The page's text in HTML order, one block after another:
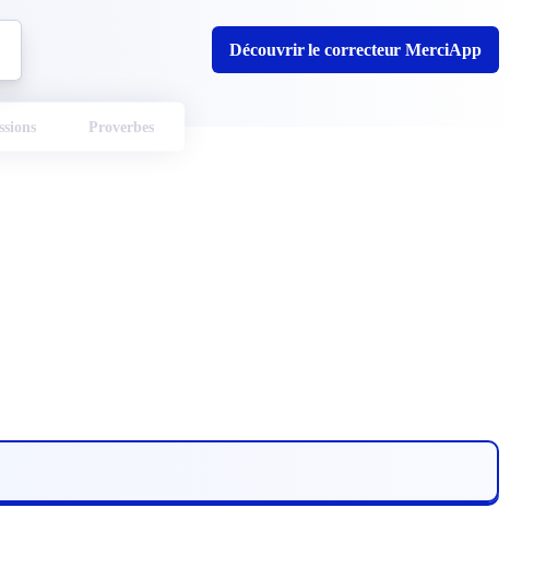
Découvrir le correcteur MerciApp
Proverbes